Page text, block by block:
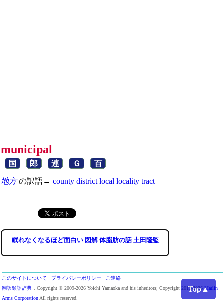
Top▲
municipal
国 郎 連 Ｇ 百
地方の訳語→ county district local locality tract
眠れなくなるほど面白い 図解 体脂肪の話 土田隆監
このサイトについて プライバシーポリシー
ご連絡
翻訳類語辞典 ．Copyright © 2009-2026 Yoichi Yamaoka and his inheritors; Copyright 2013-2026 Marlin
Arms Corporation All rights reserved.